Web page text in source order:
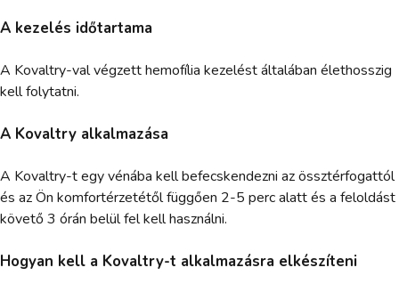
A kezelés időtartama
A Kovaltry-val végzett hemofília kezelést általában élethosszig
kell folytatni.
A Kovaltry alkalmazása
A Kovaltry-t egy vénába kell befecskendezni az össztérfogattól
és az Ön komfortérzetétől függően 2-5 perc alatt és a feloldást
követő 3 órán belül fel kell használni.
Hogyan kell a Kovaltry-t alkalmazásra elkészíteni